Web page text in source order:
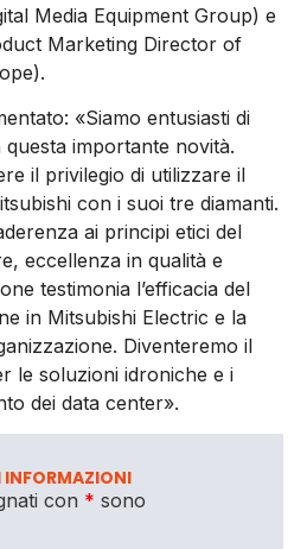
Media Equipment Group) e
Marketing Director of
«Siamo entusiasti di
importante novità.
il privilegio di utilizzare il
con i suoi tre diamanti.
ai principi etici del
eccellenza in qualità e
testimonia l’efficacia del
in Mitsubishi Electric e la
Diventeremo il
le soluzioni idroniche e i
dei data center».
INFORMAZIONI
con * sono